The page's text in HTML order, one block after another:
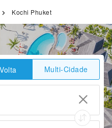
Kochi Phuket
Multi-Cidade